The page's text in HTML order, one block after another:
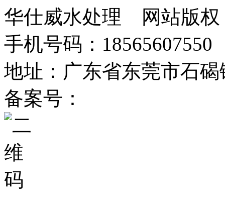
华仕威水处理 网站版权
手机号码：18565607550
地址：广东省东莞市石
备案号：